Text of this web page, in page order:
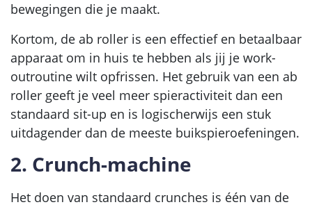
bewegingen die je maakt.
Kortom, de ab roller is een effectief en betaalbaar
apparaat om in huis te hebben als jij je work-
outroutine wilt opfrissen. Het gebruik van een ab
roller geeft je veel meer spieractiviteit dan een
standaard sit-up en is logischerwijs een stuk
uitdagender dan de meeste buikspieroefeningen.
2. Crunch-machine
Het doen van standaard crunches is één van de